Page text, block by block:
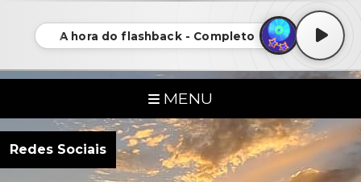
A hora do flashback - Completo
MENU
Redes Sociais